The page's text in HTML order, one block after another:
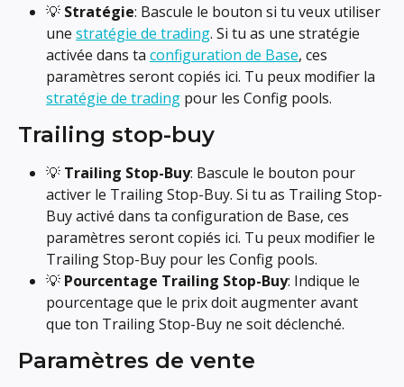
💡 Stratégie: Bascule le bouton si tu veux utiliser
une stratégie de trading. Si tu as une stratégie
activée dans ta configuration de Base, ces
paramètres seront copiés ici. Tu peux modifier la
stratégie de trading pour les Config pools.
Trailing stop-buy
💡 Trailing Stop-Buy: Bascule le bouton pour
activer le Trailing Stop-Buy. Si tu as Trailing Stop-
Buy activé dans ta configuration de Base, ces
paramètres seront copiés ici. Tu peux modifier le
Trailing Stop-Buy pour les Config pools.
💡 Pourcentage Trailing Stop-Buy: Indique le
pourcentage que le prix doit augmenter avant
que ton Trailing Stop-Buy ne soit déclenché.
Paramètres de vente